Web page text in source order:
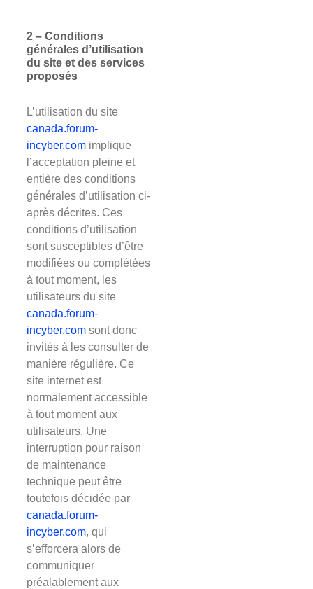
2 – Conditions
générales d’utilisation
du site et des services
proposés
L’utilisation du site
canada.forum-
incyber.com implique
l’acceptation pleine et
entière des conditions
générales d’utilisation ci-
après décrites. Ces
conditions d’utilisation
sont susceptibles d’être
modifiées ou complétées
à tout moment, les
utilisateurs du site
canada.forum-
incyber.com sont donc
invités à les consulter de
manière régulière. Ce
site internet est
normalement accessible
à tout moment aux
utilisateurs. Une
interruption pour raison
de maintenance
technique peut être
toutefois décidée par
canada.forum-
incyber.com, qui
s’efforcera alors de
communiquer
préalablement aux